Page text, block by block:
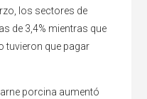
los sectores de
de 3,4% mientras que
tuvieron que pagar
porcina aumentó